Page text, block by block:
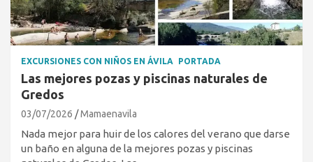
EXCURSIONES CON NIÑOS EN ÁVILA PORTADA
Las mejores pozas y piscinas naturales de
Gredos
03/07/2026 Mamaenavila
Nada mejor para huir de los calores del verano que darse
un baño en alguna de la mejores pozas y piscinas